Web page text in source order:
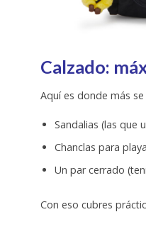
Calzado:
Aquí es donde más
Sandalias (las que
Chanclas para
Un par cerrado
Con eso cubres